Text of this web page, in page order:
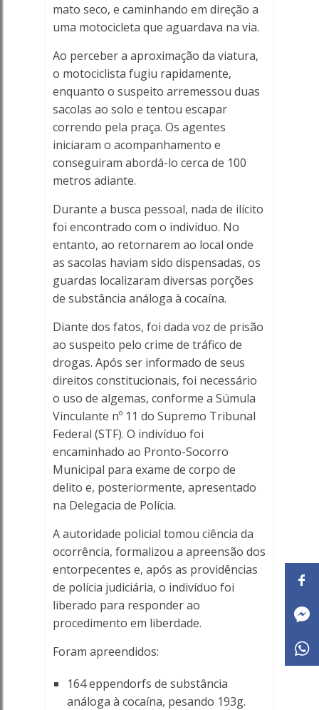
mato seco, e caminhando em direção a
uma motocicleta que aguardava na via.
Ao perceber a aproximação da viatura,
o motociclista fugiu rapidamente,
enquanto o suspeito arremessou duas
sacolas ao solo e tentou escapar
correndo pela praça. Os agentes
iniciaram o acompanhamento e
conseguiram abordá-lo cerca de 100
metros adiante.
Durante a busca pessoal, nada de ilícito
foi encontrado com o indivíduo. No
entanto, ao retornarem ao local onde
as sacolas haviam sido dispensadas, os
guardas localizaram diversas porções
de substância análoga à cocaína.
Diante dos fatos, foi dada voz de prisão
ao suspeito pelo crime de tráfico de
drogas. Após ser informado de seus
direitos constitucionais, foi necessário
o uso de algemas, conforme a Súmula
Vinculante nº 11 do Supremo Tribunal
Federal (STF). O indivíduo foi
encaminhado ao Pronto-Socorro
Municipal para exame de corpo de
delito e, posteriormente, apresentado
na Delegacia de Polícia.
A autoridade policial tomou ciência da
ocorrência, formalizou a apreensão dos
entorpecentes e, após as providências
de polícia judiciária, o indivíduo foi
liberado para responder ao
procedimento em liberdade.
Foram apreendidos:
164 eppendorfs de substância
análoga à cocaína, pesando 193g.